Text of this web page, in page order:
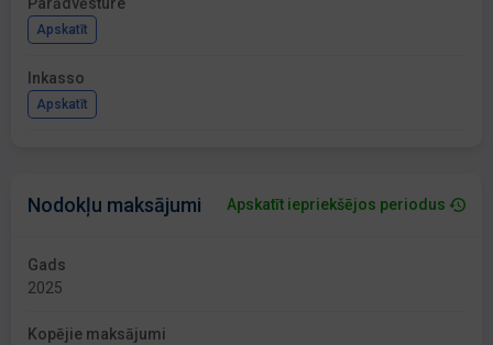
Parādvēsture
Apskatīt
Inkasso
Apskatīt
Nodokļu maksājumi Apskatīt iepriekšējos periodus
Gads
2025
Kopējie maksājumi